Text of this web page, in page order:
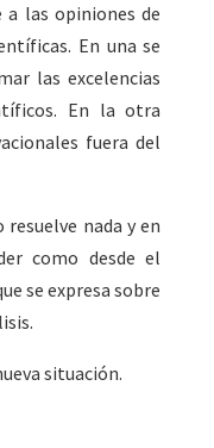
las opiniones de
En una se
las excelencias
En la otra
fuera del
resuelve nada y en
como desde el
se expresa sobre
situación.